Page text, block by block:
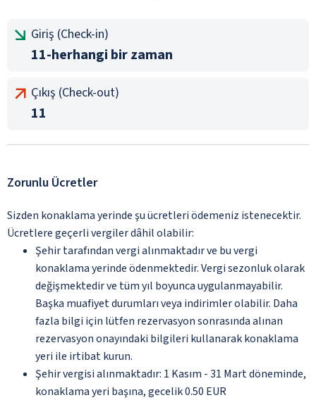
Giriş (Check-in)
11-herhangi bir zaman
Çıkış (Check-out)
11
Zorunlu Ücretler
Sizden konaklama yerinde şu ücretleri ödemeniz istenecektir.
Ücretlere geçerli vergiler dâhil olabilir:
Şehir tarafından vergi alınmaktadır ve bu vergi
konaklama yerinde ödenmektedir. Vergi sezonluk olarak
değişmektedir ve tüm yıl boyunca uygulanmayabilir.
Başka muafiyet durumları veya indirimler olabilir. Daha
fazla bilgi için lütfen rezervasyon sonrasında alınan
rezervasyon onayındaki bilgileri kullanarak konaklama
yeri ile irtibat kurun.
Şehir vergisi alınmaktadır: 1 Kasım - 31 Mart döneminde,
konaklama yeri başına, gecelik 0.50 EUR